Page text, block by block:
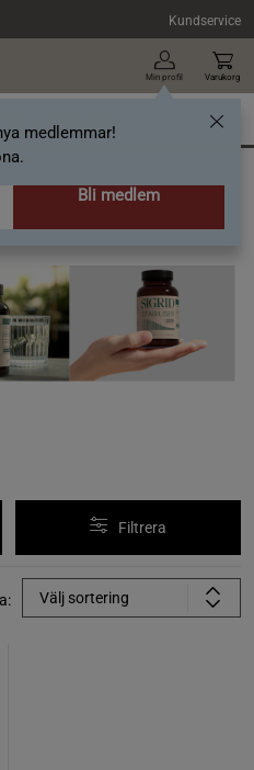
Kundservice
Min profil
medlemmar!
Bli medlem
Varukorg
Filtrera
Välj sortering